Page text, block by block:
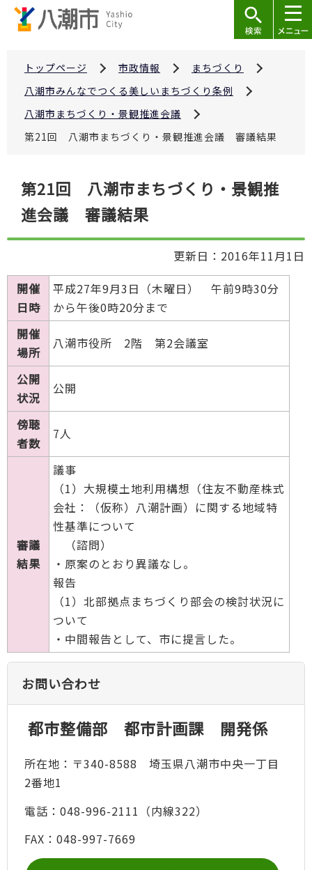
トップページ 市政情報
まちづくり
八潮市みんなでつくる美しいまちづくり条例
八潮市まちづくり・景観推進会議
第21回 八潮市まちづくり・景観推進会議 審議結果
第21回 八潮市まちづくり・景観推
進会議 審議結果
更新日：2016年11月1日
開催
日時
平成27年9月3日（木曜日） 午前9時30分
から午後0時20分まで
開催
場所
八潮市役所 2階 第2会議室
公開
状況
公開
傍聴
者数
7人
審議
結果
議事
（1）大規模土地利用構想（住友不動産株式
会社：（仮称）八潮計画）に関する地域特
性基準について
（諮問）
・原案のとおり異議なし。
報告
（1）北部拠点まちづくり部会の検討状況に
ついて
・中間報告として、市に提言した。
お問い合わせ
都市整備部 都市計画課 開発係
所在地：〒340-8588 埼玉県八潮市中央一丁目
2番地1
電話：048-996-2111（内線322）
FAX：048-997-7669